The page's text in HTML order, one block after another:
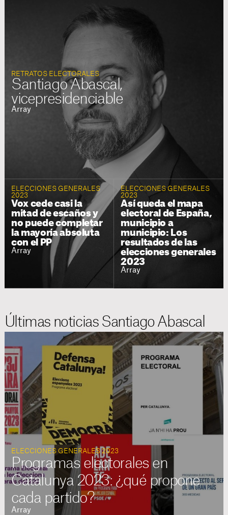
RETRATOS ELECTORALES
Santiago Abascal,
vicepresidenciable
Array
ELECCIONES GENERALES
2023
Vox cede casi la
mitad de escaños y
no puede completar
la mayoría absoluta
con el PP
Array
ELECCIONES GENERALES
2023
Así queda el mapa
electoral de España,
municipio a
municipio: Los
resultados de las
elecciones generales
2023
Array
Últimas noticias Santiago Abascal
ELECCIONES GENERALES 2023
Programas electorales en
Catalunya 2023: ¿qué propone
cada partido?
Array